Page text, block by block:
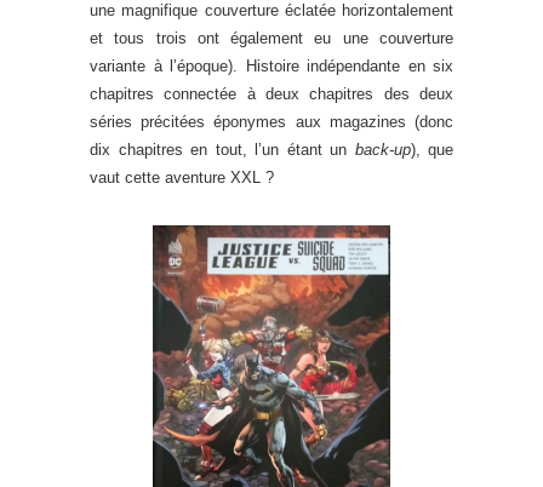
une magnifique couverture éclatée horizontalement
et tous trois ont également eu une couverture
variante à l’époque). Histoire indépendante en six
chapitres connectée à deux chapitres des deux
séries précitées éponymes aux magazines (donc
dix chapitres en tout, l’un étant un back-up), que
vaut cette aventure XXL ?